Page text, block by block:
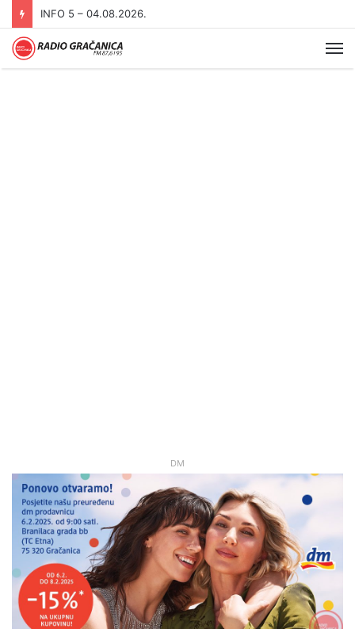
INFO 5 – 04.08.2026.
DM